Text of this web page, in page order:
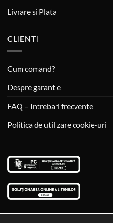
Livrare si Plata
CLIENTI
Cum comand?
Despre garantie
FAQ – Intrebari frecvente
Politica de utilizare cookie-uri